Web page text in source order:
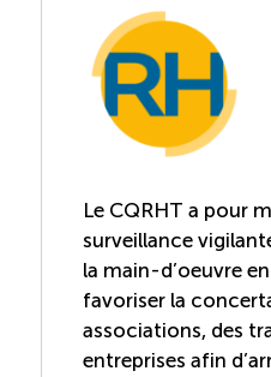
Facebook
LinkedInVimeo
Le CQRHT a pour
surveillance
la main-d’oeuvre
favoriser la
associations, des
entreprises afin